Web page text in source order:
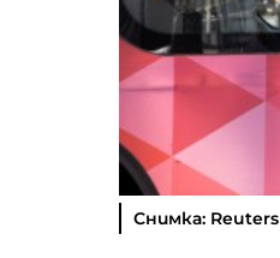
Снимка: Reuters